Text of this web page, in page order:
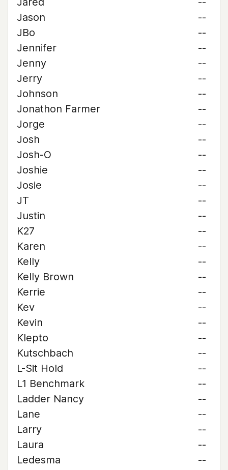
Jason
--
JBo
--
Jennifer
--
Jenny
--
Jerry
--
Johnson
--
Jonathon Farmer
--
Jorge
--
Josh
--
Josh-O
--
Joshie
--
Josie
--
JT
--
Justin
--
K27
--
Karen
--
Kelly
--
Kelly Brown
--
Kerrie
--
Kev
--
Kevin
--
Klepto
--
Kutschbach
--
L-Sit Hold
--
L1 Benchmark
--
Ladder Nancy
--
Lane
--
Larry
--
Laura
--
Ledesma
--